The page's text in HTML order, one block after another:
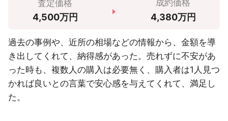
査定価格
4,500万円
成約価格
4,380万円
過去の事例や、近所の相場などの情報から、金額を導
き出してくれて、納得感があった。売れずに不安があ
った時も、複数人の購入は必要無く、購入者は1人見つ
かれば良いとの言葉で安心感を与えてくれて、満足し
た。